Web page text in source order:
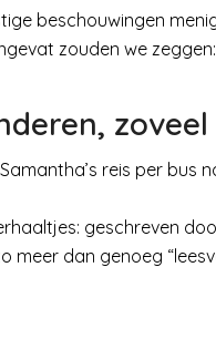
beschouwingen
zouden we
reis per bus
geschreven
meer dan genoeg